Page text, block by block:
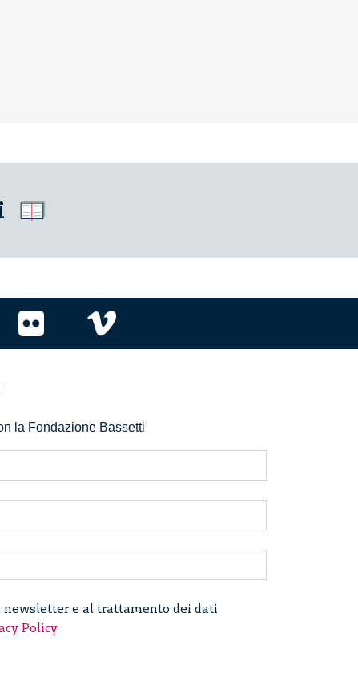
la Fondazione Bassetti
newsletter e al trattamento dei dati
Policy